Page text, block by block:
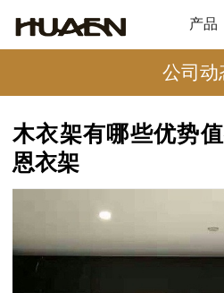
产品
公司动
木衣架有哪些优势
恩衣架